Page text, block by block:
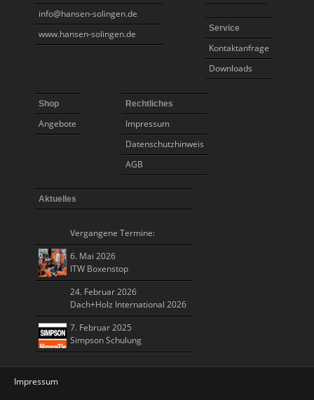
info@hansen-solingen.de
www.hansen-solingen.de
Service
Kontaktanfrage
Downloads
Shop
Angebote
Rechtliches
Impressum
Datenschutzhinweis
AGB
Aktuelles
Vergangene Termine:
6. Mai 2026
ITW Boxenstop
24. Februar 2026
Dach+Holz International 2026
7. Februar 2025
Simpson Schulung
Impressum